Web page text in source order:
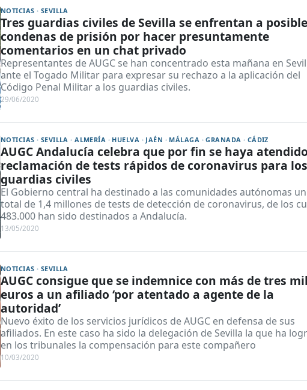
NOTICIAS · SEVILLA
Tres guardias civiles de Sevilla se enfrentan a
condenas de prisión por hacer presuntamente
comentarios en un chat privado
Representantes de AUGC se han concentrado esta mañana en
ante el Togado Militar para expresar su rechazo a la aplicación del
Código Penal Militar a los guardias civiles.
29/06/2020
NOTICIAS · SEVILLA · ALMERÍA · HUELVA · JAÉN · MÁLAGA · GRANADA · CÁDIZ
AUGC Andalucía celebra que por fin se haya
reclamación de tests rápidos de coronavirus para los
guardias civiles
El Gobierno central ha destinado a las comunidades autónomas un
total de 1,4 millones de tests de detección de coronavirus, de los
483.000 han sido destinados a Andalucía.
13/05/2020
NOTICIAS · SEVILLA
AUGC consigue que se indemnice con más de tres mil
euros a un afiliado ‘por atentado a agente de la
autoridad’
Nuevo éxito de los servicios jurídicos de AUGC en defensa de sus
afiliados. En este caso ha sido la delegación de Sevilla la que ha
en los tribunales la compensación para este compañero
10/03/2020